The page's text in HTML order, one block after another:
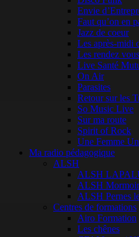
Envie
Faut qu’on en
Jazz de coeur
Les après-midi
Les rendez
Live Santé
On Air
Parasites
Retour sur les
So Music Live
Sur ma route
Spirit of Rock
Une Femme
Ma radio pédagogique
ALSH
ALSH
ALSH
ALSH Pernes
Centres de formations
Airo Formation
Les chênes